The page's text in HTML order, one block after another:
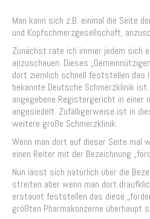
Man kann sich z.B. einmal die Seite
und Kopfschmerzgesellschaft,
Zunächst rate ich immer jedem sich
anzuschauen. Dieses
dort ziemlich schnell feststellen das
bekannte Deutsche Schmerzklinik
angegebene Registergericht in einer
angesiedelt. Zufälligerweise ist in
weitere große Schmerzklinik.
Wenn man dort auf dieser Seite mal
einen Reiter mit der Bezeichnung
Nun lässt sich natürlich über die
streiten aber wenn man dort
erstaunt feststellen das diese
größten Pharmakonzerne überhaupt